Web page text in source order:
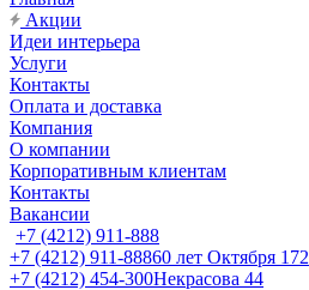
Акции
Идеи интерьера
Услуги
Контакты
Оплата и доставка
Компания
О компании
Корпоративным клиентам
Контакты
Вакансии
+7 (4212) 911-888
+7 (4212) 911-88860 лет Октября 172
+7 (4212) 454-300Некрасова 44